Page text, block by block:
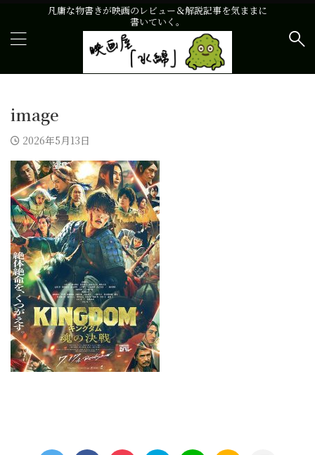
凡庸な物書きが映画のレビュー＆解説記事を気ままに
書いていく。
image
2026年5月13日